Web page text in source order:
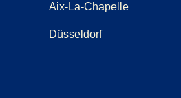
Aix-La-Chapelle
Düsseldorf